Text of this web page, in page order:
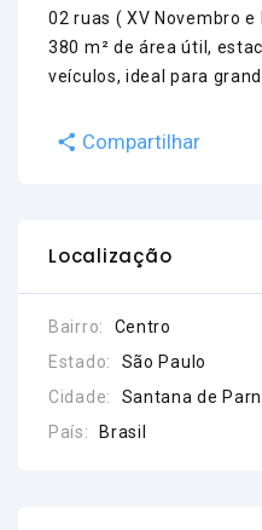
02 ruas ( XV Novembro
380 m² de área útil,
veículos, ideal para
Compartilhar
Localização
Bairro:
Centro
Estado:
São Paulo
Cidade:
Santana de
País:
Brasil